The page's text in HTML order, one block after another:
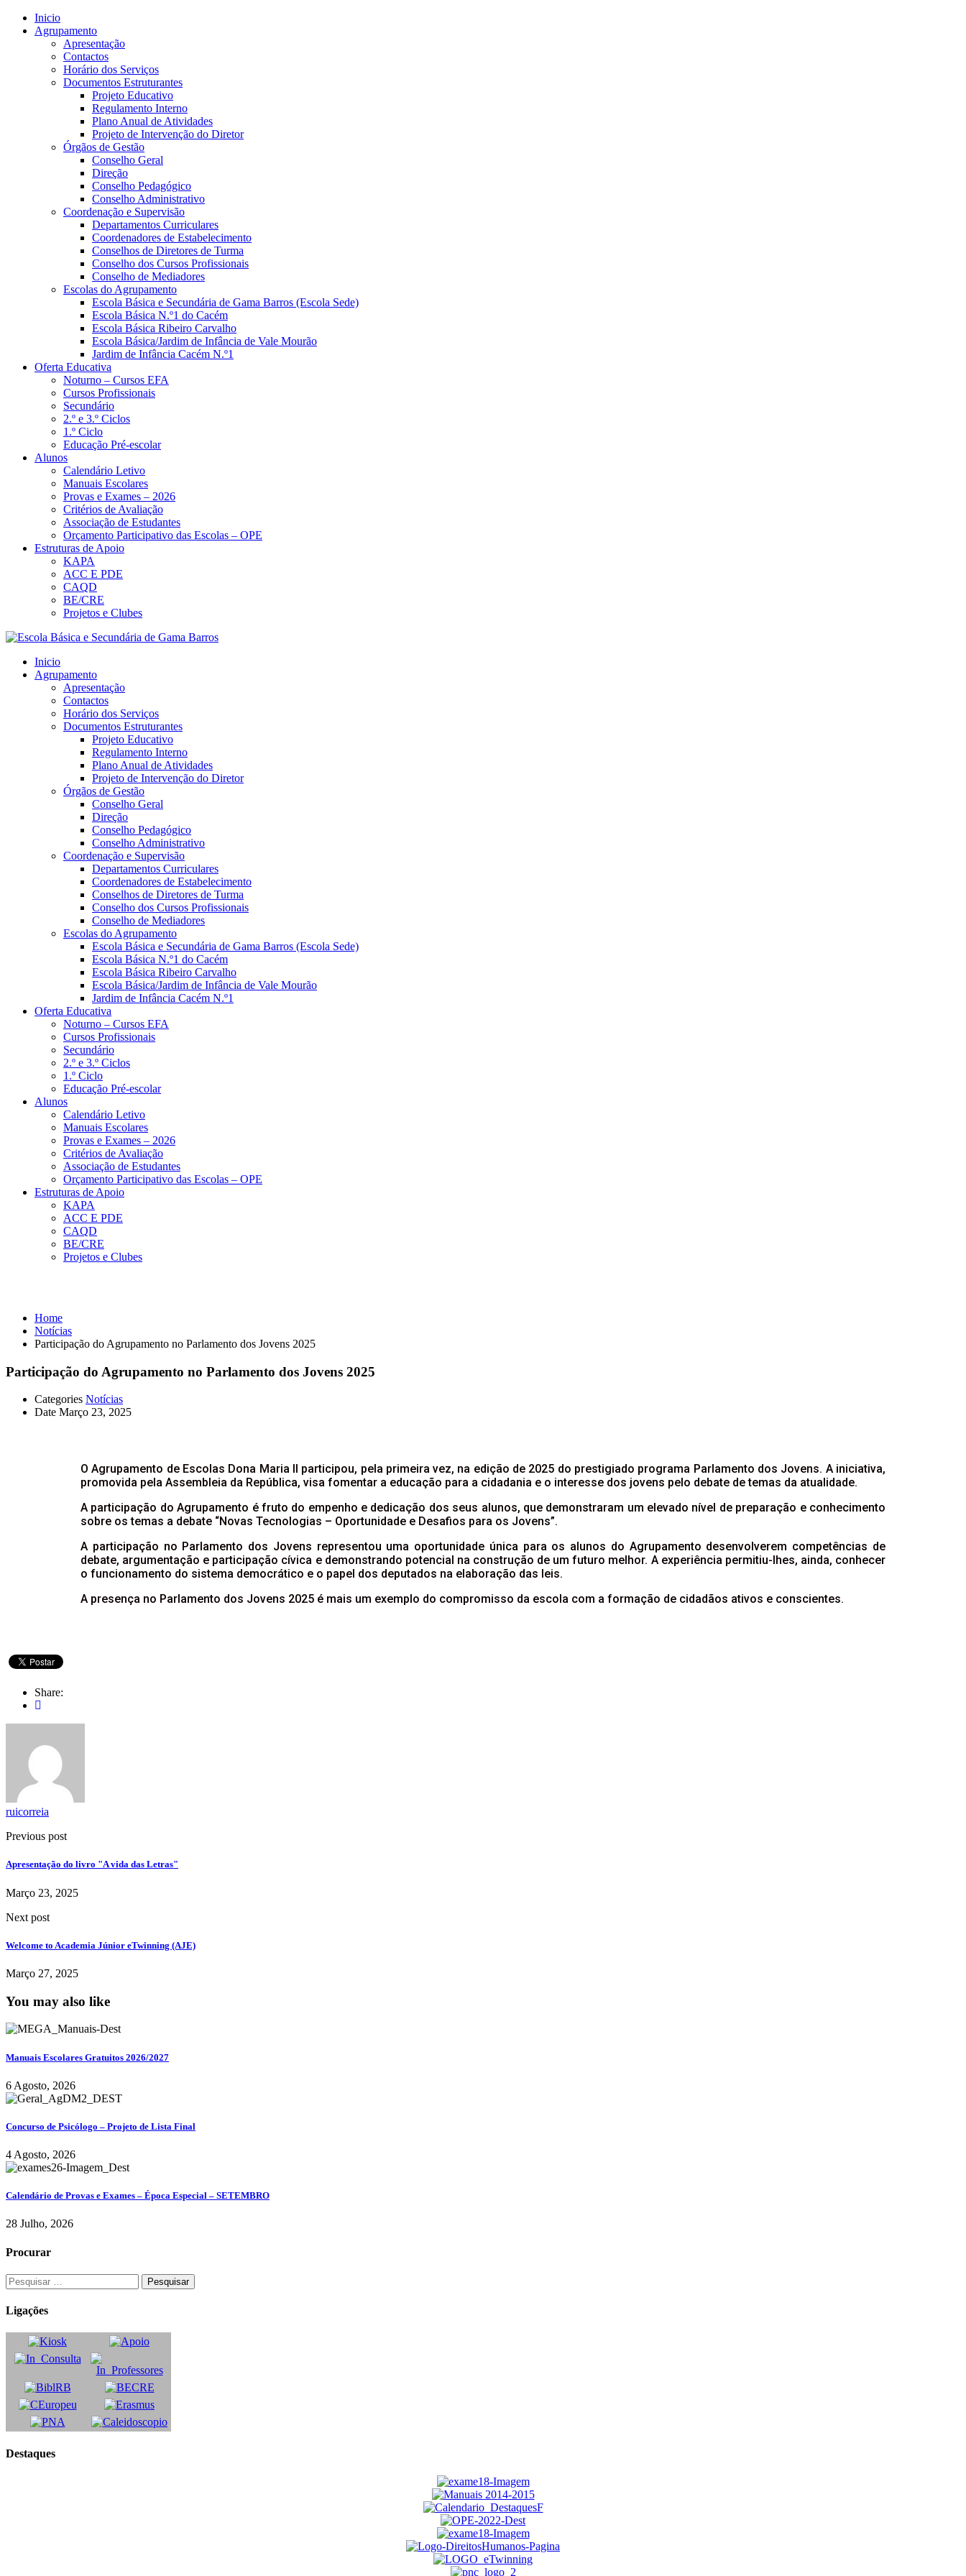
Inicio
Agrupamento
Apresentação
Contactos
Horário dos Serviços
Documentos Estruturantes
Projeto Educativo
Regulamento Interno
Plano Anual de Atividades
Projeto de Intervenção do Diretor
Órgãos de Gestão
Conselho Geral
Direção
Conselho Pedagógico
Conselho Administrativo
Coordenação e Supervisão
Departamentos Curriculares
Coordenadores de Estabelecimento
Conselhos de Diretores de Turma
Conselho dos Cursos Profissionais
Conselho de Mediadores
Escolas do Agrupamento
Escola Básica e Secundária de Gama Barros (Escola Sede)
Escola Básica N.º1 do Cacém
Escola Básica Ribeiro Carvalho
Escola Básica/Jardim de Infância de Vale Mourão
Jardim de Infância Cacém N.º1
Oferta Educativa
Noturno – Cursos EFA
Cursos Profissionais
Secundário
2.º e 3.º Ciclos
1.º Ciclo
Educação Pré-escolar
Alunos
Calendário Letivo
Manuais Escolares
Provas e Exames – 2026
Critérios de Avaliação
Associação de Estudantes
Orçamento Participativo das Escolas – OPE
Estruturas de Apoio
KAPA
ACC E PDE
CAQD
BE/CRE
Projetos e Clubes
Inicio
Agrupamento
Apresentação
Contactos
Horário dos Serviços
Documentos Estruturantes
Projeto Educativo
Regulamento Interno
Plano Anual de Atividades
Projeto de Intervenção do Diretor
Órgãos de Gestão
Conselho Geral
Direção
Conselho Pedagógico
Conselho Administrativo
Coordenação e Supervisão
Departamentos Curriculares
Coordenadores de Estabelecimento
Conselhos de Diretores de Turma
Conselho dos Cursos Profissionais
Conselho de Mediadores
Escolas do Agrupamento
Escola Básica e Secundária de Gama Barros (Escola Sede)
Escola Básica N.º1 do Cacém
Escola Básica Ribeiro Carvalho
Escola Básica/Jardim de Infância de Vale Mourão
Jardim de Infância Cacém N.º1
Oferta Educativa
Noturno – Cursos EFA
Cursos Profissionais
Secundário
2.º e 3.º Ciclos
1.º Ciclo
Educação Pré-escolar
Alunos
Calendário Letivo
Manuais Escolares
Provas e Exames – 2026
Critérios de Avaliação
Associação de Estudantes
Orçamento Participativo das Escolas – OPE
Estruturas de Apoio
KAPA
ACC E PDE
CAQD
BE/CRE
Projetos e Clubes
Home
Notícias
Participação do Agrupamento no Parlamento dos Jovens 2025
Participação do Agrupamento no Parlamento dos Jovens 2025
Categories Notícias
Date Março 23, 2025
O Agrupamento de Escolas Dona Maria II participou, pela primeira vez, na edição de 2025 do prestigiado programa Parlamento dos Jovens. A iniciativa,
promovida pela Assembleia da República, visa fomentar a educação para a cidadania e o interesse dos jovens pelo debate de temas da atualidade.
A participação do Agrupamento é fruto do empenho e dedicação dos seus alunos, que demonstraram um elevado nível de preparação e conhecimento
sobre os temas a debate “Novas Tecnologias – Oportunidade e Desafios para os Jovens”.
A participação no Parlamento dos Jovens representou uma oportunidade única para os alunos do Agrupamento desenvolverem competências de
debate, argumentação e participação cívica e demonstrando potencial na construção de um futuro melhor. A experiência permitiu-lhes, ainda, conhecer
o funcionamento do sistema democrático e o papel dos deputados na elaboração das leis.
A presença no Parlamento dos Jovens 2025 é mais um exemplo do compromisso da escola com a formação de cidadãos ativos e conscientes.
Share:
ruicorreia
Previous post
Apresentação do livro "A vida das Letras"
Março 23, 2025
Next post
Welcome to Academia Júnior eTwinning (AJE)
Março 27, 2025
You may also like
Manuais Escolares Gratuitos 2026/2027
6 Agosto, 2026
Concurso de Psicólogo – Projeto de Lista Final
4 Agosto, 2026
Calendário de Provas e Exames – Época Especial – SETEMBRO
28 Julho, 2026
Procurar
Ligações
Destaques